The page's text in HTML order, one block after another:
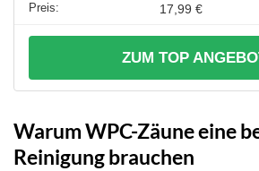
17,99 €
ZUM TOP
Warum WPC-Zäune eine
Reinigung brauchen